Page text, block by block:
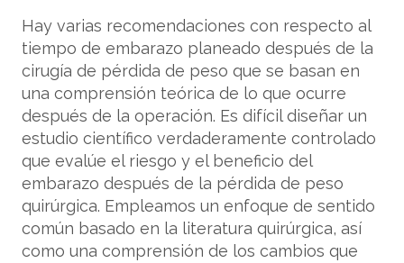
Hay varias recomendaciones con respecto al
tiempo de embarazo planeado después de la
cirugía de pérdida de peso que se basan en
una comprensión teórica de lo que ocurre
después de la operación. Es difícil diseñar un
estudio científico verdaderamente controlado
que evalúe el riesgo y el beneficio del
embarazo después de la pérdida de peso
quirúrgica. Empleamos un enfoque de sentido
común basado en la literatura quirúrgica, así
como una comprensión de los cambios que